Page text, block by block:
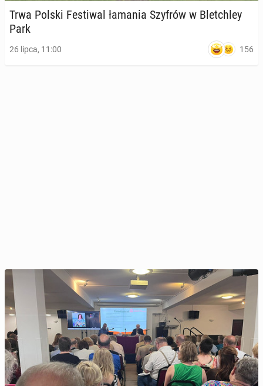
Trwa Polski Fe­sti­wal łamania Szyfrów w Blet­chley
Park
26 lipca, 11:00 156